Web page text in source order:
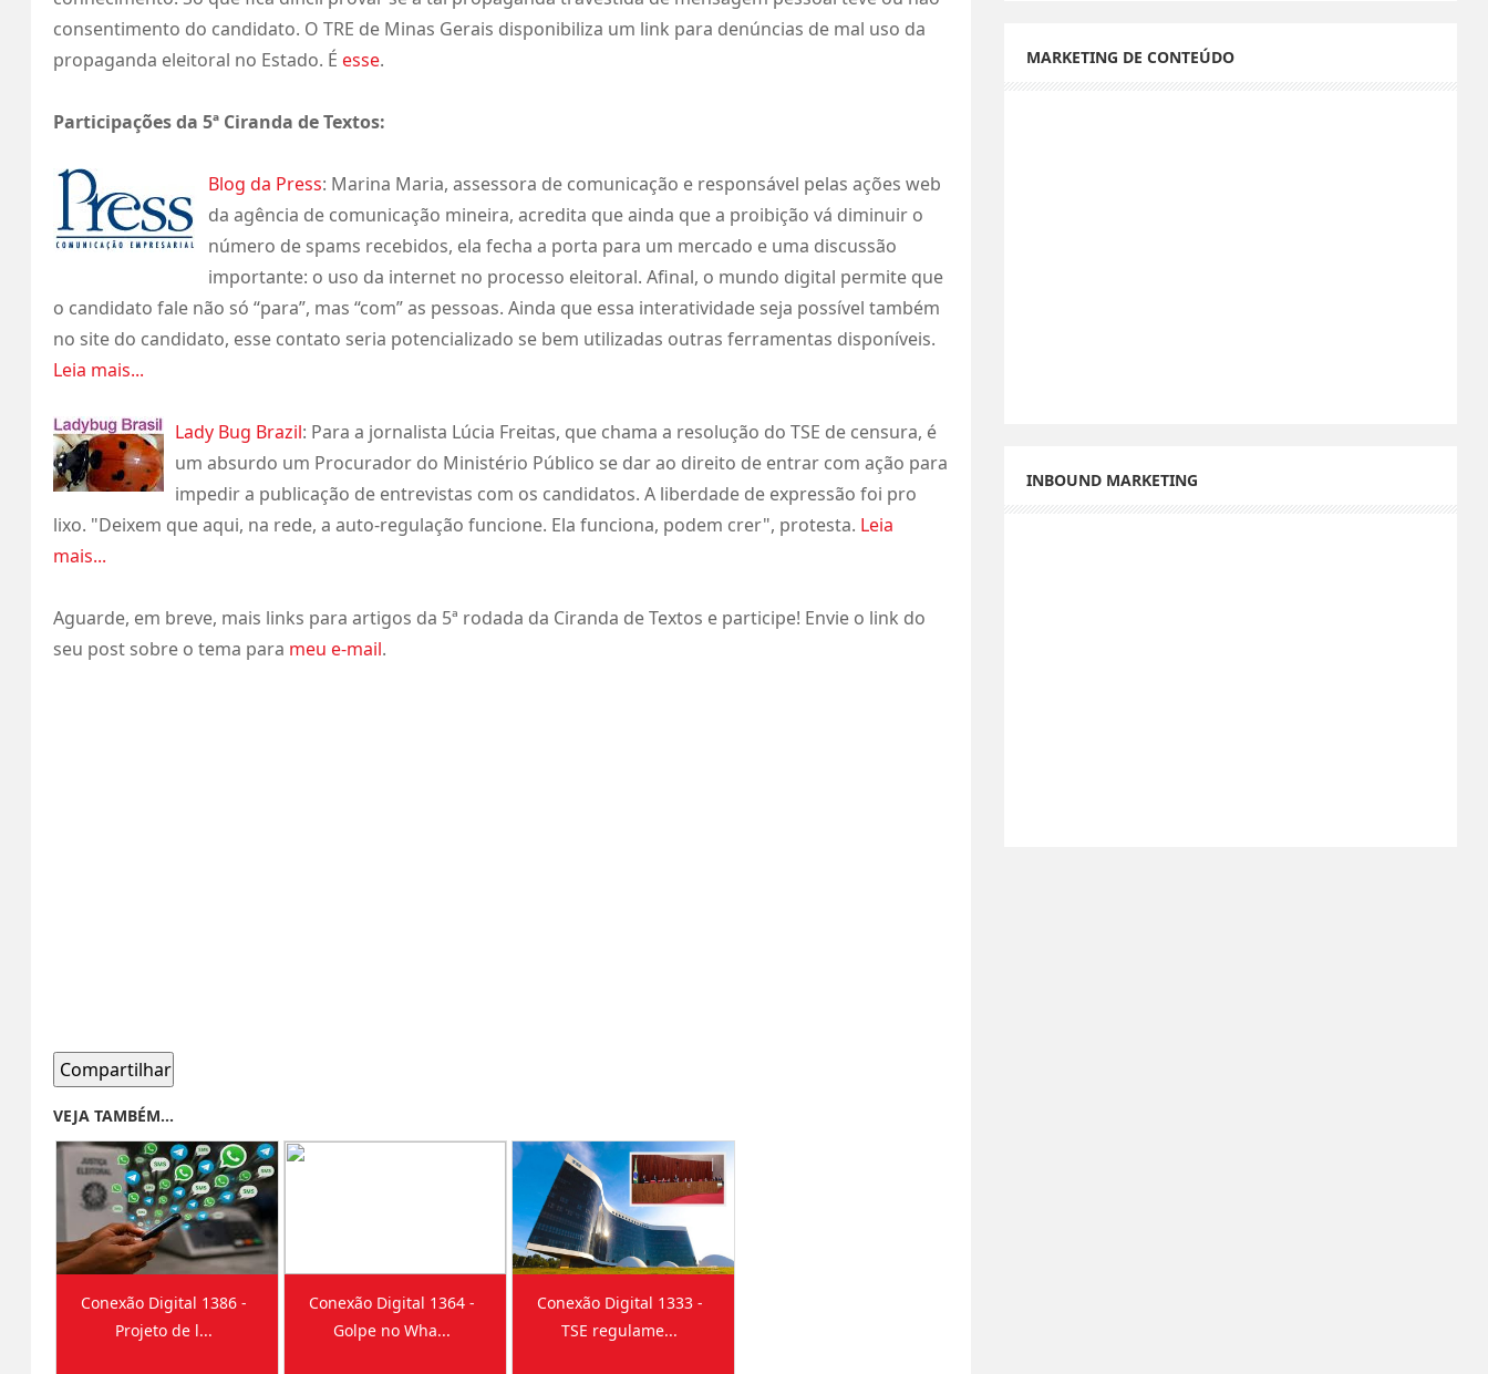
consentimento do candidato. O TRE de Minas Gerais disponibiliza um link para denúncias de mal uso da
propaganda eleitoral no Estado. Éesse.
Participações da 5ª Ciranda de Textos:
Blog da Press: Marina Maria, assessora de comunicação e responsável pelas ações web
da agência de comunicação mineira, acredita que ainda que a proibição vá diminuir o
número de spams recebidos, ela fecha a porta para um mercado e uma discussão
importante: o uso da internet no processo eleitoral. Afinal, o mundo digital permite que
o candidato fale não só “para”, mas “com” as pessoas. Ainda que essa interatividade seja possível também
no site do candidato, esse contato seria potencializado se bem utilizadas outras ferramentas disponíveis.
Leia mais...
Lady Bug Brazil: Para a jornalista Lúcia Freitas, que chama a resolução do TSE de censura, é
um absurdo um Procurador do Ministério Público se dar ao direito de entrar com ação para
impedir a publicação de entrevistas com os candidatos. A liberdade de expressão foi pro
lixo. "Deixem que aqui, na rede, a auto-regulação funcione. Ela funciona, podem crer", protesta. Leia
mais...
Aguarde, em breve, mais links para artigos da 5ª rodada da Ciranda de Textos e participe! Envie o link do
seu post sobre o tema para meu e-mail.
Compartilhar
VEJA TAMBÉM...
Conexão Digital 1386 -
Projeto de l...
Conexão Digital 1364 -
Golpe no Wha...
Conexão Digital 1333 -
TSE regulame...
MARKETING DE CONTEÚDO
INBOUND MARKETING